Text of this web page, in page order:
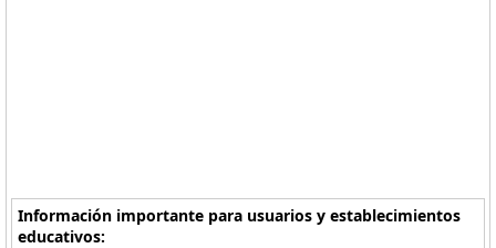
Información importante para usuarios y establecimientos
educativos: